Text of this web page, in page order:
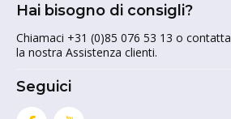
Hai bisogno di consigli?
Chiamaci +31 (0)85 076 53 13 o contatta
la nostra Assistenza clienti.
Seguici